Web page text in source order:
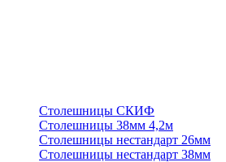
Столешницы СКИФ
Столешницы 38мм 4,2м
Столешницы нестандарт 26мм
Столешницы нестандарт 38мм